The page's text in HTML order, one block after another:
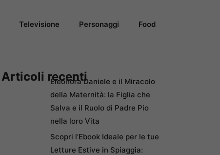
Televisione Personaggi Food
Articoli recentiEleonora Daniele e il Miracolo
della Maternità: la Figlia che
Salva e il Ruolo di Padre Pio
nella loro Vita
Scopri l’Ebook Ideale per le tue
Letture Estive in Spiaggia: